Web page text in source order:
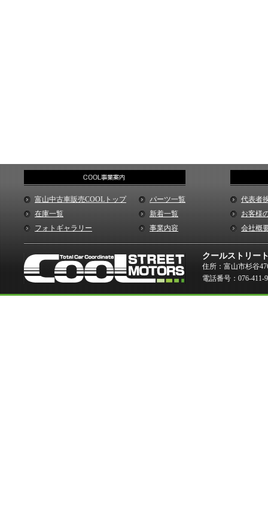
富山中古車販売COOLトップ
パーツ一覧
在庫一覧
新着一覧
フォトギャラリー
事業内容
代表者
お客様
会社概
クールストリー
住所：富山市杉谷
電話番号：076-